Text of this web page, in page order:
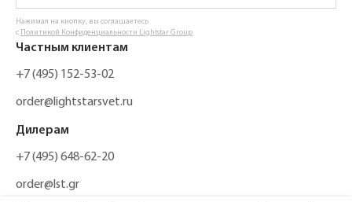
Нажимая на кнопку, вы соглашаетесь
с Политикой Конфиденциальности Lightstar Group
Частным клиентам
+7 (495) 152-53-02
order@lightstarsvet.ru
Дилерам
+7 (495) 648-62-20
order@lst.gr